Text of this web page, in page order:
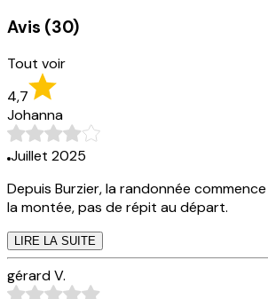
Avis (30)
Tout voir
4,7
Johanna
Juillet 2025
Depuis Burzier, la randonnée
la montée, pas de répit au départ.
LIRE LA SUITE
gérard V.